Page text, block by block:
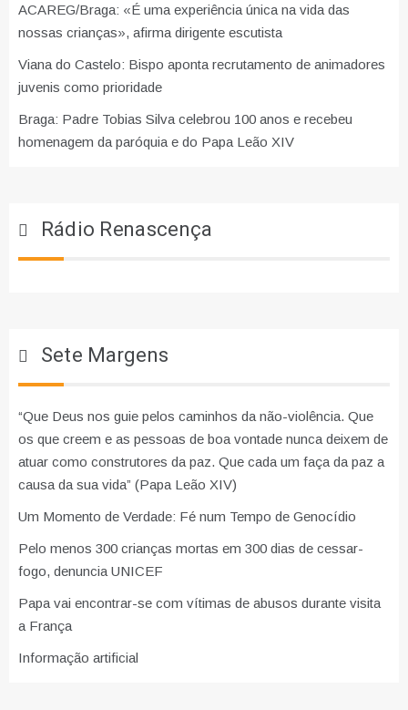
ACAREG/Braga: «É uma experiência única na vida das
nossas crianças», afirma dirigente escutista
Viana do Castelo: Bispo aponta recrutamento de animadores
juvenis como prioridade
Braga: Padre Tobias Silva celebrou 100 anos e recebeu
homenagem da paróquia e do Papa Leão XIV
Rádio Renascença
Sete Margens
“Que Deus nos guie pelos caminhos da não-violência. Que
os que creem e as pessoas de boa vontade nunca deixem de
atuar como construtores da paz. Que cada um faça da paz a
causa da sua vida” (Papa Leão XIV)
Um Momento de Verdade: Fé num Tempo de Genocídio
Pelo menos 300 crianças mortas em 300 dias de cessar-
fogo, denuncia UNICEF
Papa vai encontrar-se com vítimas de abusos durante visita
a França
Informação artificial